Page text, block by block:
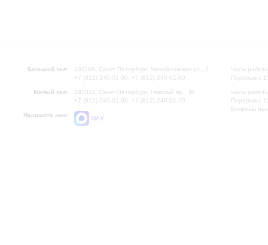
Большой зал:
191186, Санкт-Петербург, Михайловская ул., 2
+7 (812) 240-01-00, +7 (812) 240-01-80
Малый зал:
191011, Санкт-Петербург, Невский пр., 30
+7 (812) 240-01-00, +7 (812) 240-01-70
Напишите нам:
MAX
Часы
Перерыв с
Часы
Перерыв с
Вопросы